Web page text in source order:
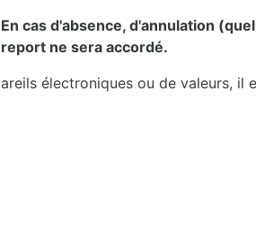
cas d'absence, d'annulation
ne sera accordé.
électroniques ou de valeurs,